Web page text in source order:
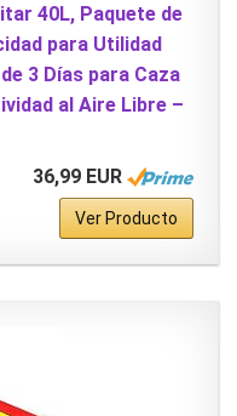
40L, Paquete de
para Utilidad
3 Días para Caza
al Aire Libre –
36,99 EUR
Ver Producto